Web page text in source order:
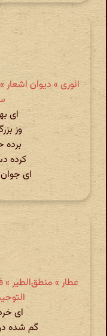
ای
وز
برده
کرده
ای
عطار » منطق‌الطیر »
ای
گم شده